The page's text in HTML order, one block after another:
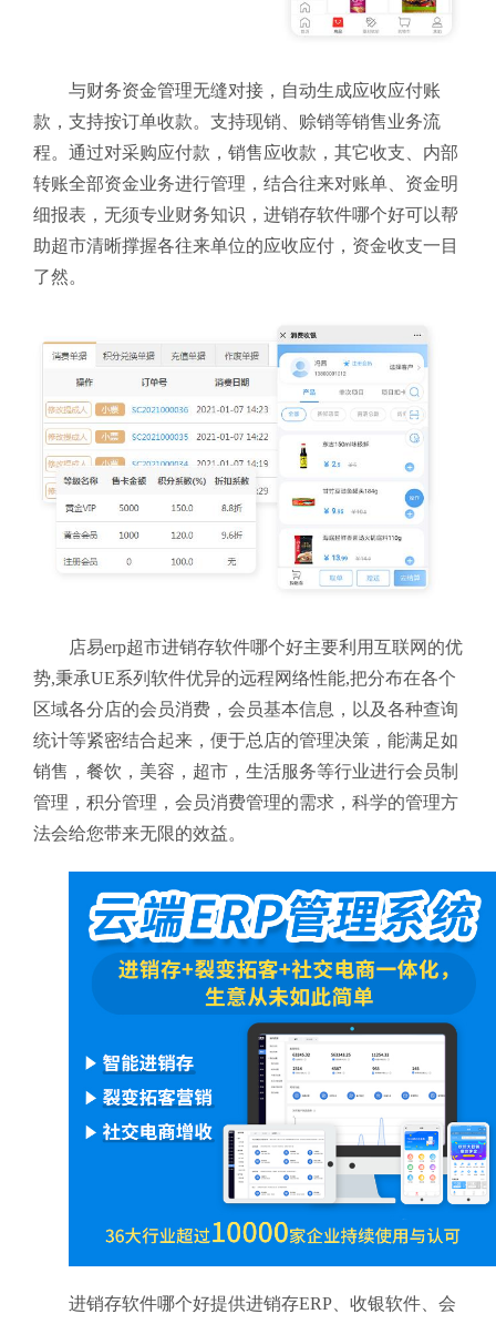
与财务资金管理无缝对接，自动生成应收应付账
款，支持按订单收款。支持现销、赊销等销售业务流
程。通过对采购应付款，销售应收款，其它收支、内部
转账全部资金业务进行管理，结合往来对账单、资金明
细报表，无须专业财务知识，进销存软件哪个好可以帮
助超市清晰撑握各往来单位的应收应付，资金收支一目
了然。
店易erp超市进销存软件哪个好主要利用互联网的优
势,秉承UE系列软件优异的远程网络性能,把分布在各个
区域各分店的会员消费，会员基本信息，以及各种查询
统计等紧密结合起来，便于总店的管理决策，能满足如
销售，餐饮，美容，超市，生活服务等行业进行会员制
管理，积分管理，会员消费管理的需求，科学的管理方
法会给您带来无限的效益。
进销存软件哪个好提供进销存ERP、收银软件、会